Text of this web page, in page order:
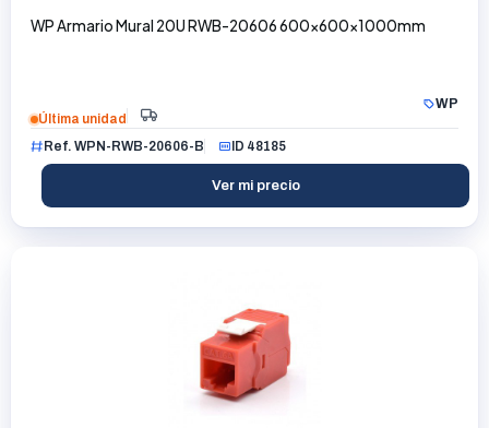
WP Armario Mural 20U RWB-20606 600x600x1000mm
WP
Última unidad
Ref. WPN-RWB-20606-B
ID 48185
Ver mi precio